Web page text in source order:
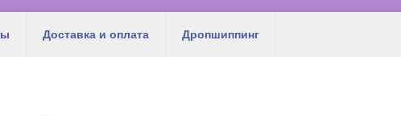
Доставка и оплата Дропшиппинг